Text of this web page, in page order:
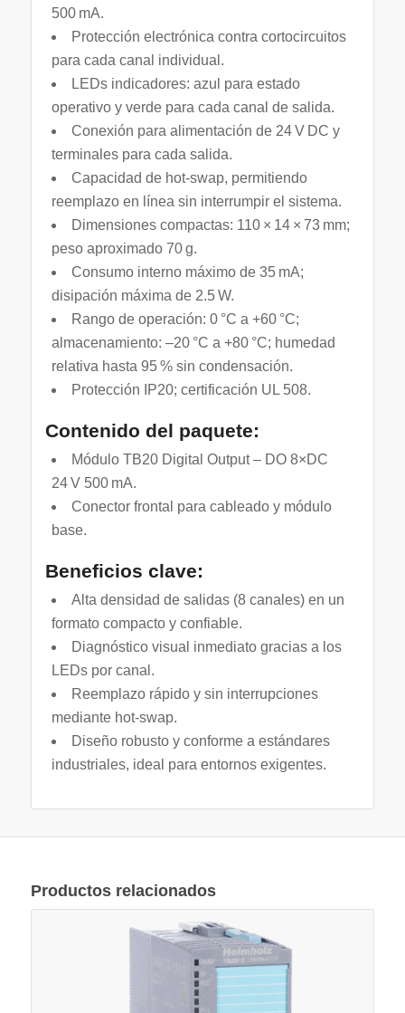
500 mA.
Protección electrónica contra cortocircuitos
para cada canal individual.
LEDs indicadores: azul para estado
operativo y verde para cada canal de salida.
Conexión para alimentación de 24 V DC y
terminales para cada salida.
Capacidad de hot‑swap, permitiendo
reemplazo en línea sin interrumpir el sistema.
Dimensiones compactas: 110 × 14 × 73 mm;
peso aproximado 70 g.
Consumo interno máximo de 35 mA;
disipación máxima de 2.5 W.
Rango de operación: 0 °C a +60 °C;
almacenamiento: –20 °C a +80 °C; humedad
relativa hasta 95 % sin condensación.
Protección IP20; certificación UL 508.
Contenido del paquete:
Módulo TB20 Digital Output – DO 8×DC
24 V 500 mA.
Conector frontal para cableado y módulo
base.
Beneficios clave:
Alta densidad de salidas (8 canales) en un
formato compacto y confiable.
Diagnóstico visual inmediato gracias a los
LEDs por canal.
Reemplazo rápido y sin interrupciones
mediante hot‑swap.
Diseño robusto y conforme a estándares
industriales, ideal para entornos exigentes.
Productos relacionados